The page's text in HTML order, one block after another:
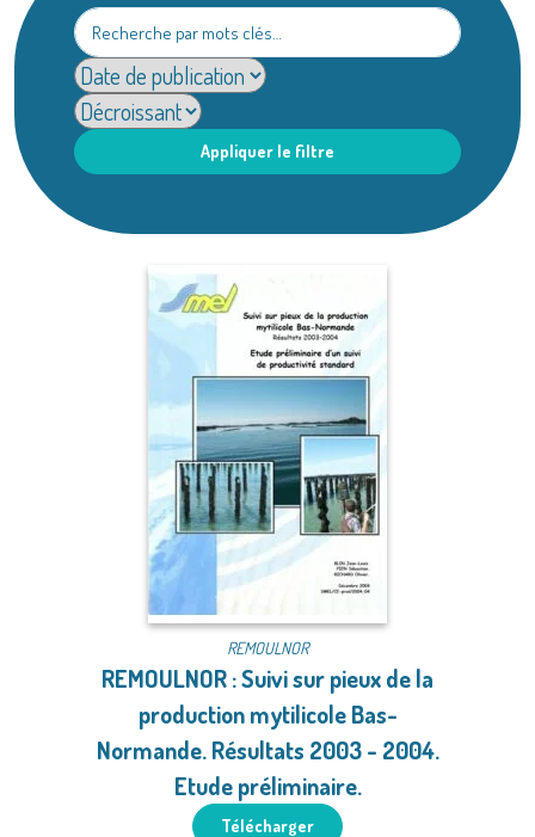
Appliquer le filtre
REMOULNOR
REMOULNOR : Suivi sur pieux de la
production mytilicole Bas-
Normande. Résultats 2003 - 2004.
Etude préliminaire.
Télécharger